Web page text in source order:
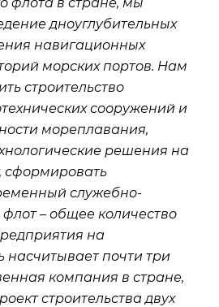
дноуглубительных
навигационных
морских портов. Нам
строительство
сооружений и
мореплавания,
решения на
сформировать
служебно-
– общее количество
на
насчитывает почти три
компания в стране,
строительства двух